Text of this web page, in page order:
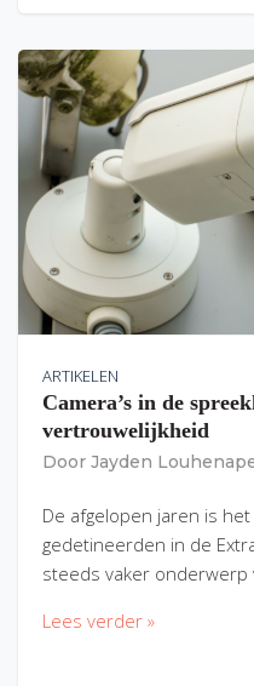
ARTIKELEN
Camera’s in de
vertrouwelijkheid
Door Jayden
De afgelopen jaren is
gedetineerden in de
steeds vaker onderwerp
Lees verder »